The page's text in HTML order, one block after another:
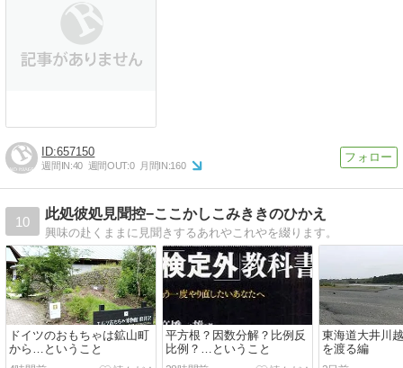
657150
週間IN:40 週間OUT:0 月間IN:160
10
此処彼処見聞控−ここかしこみききのひかえ
興味の赴くままに見聞きするあれやこれやを綴ります。
ドイツのおもちゃは鉱山町
から…ということ
平方根？因数分解？比例反
比例？…ということ
東海道大井川
を渡る編